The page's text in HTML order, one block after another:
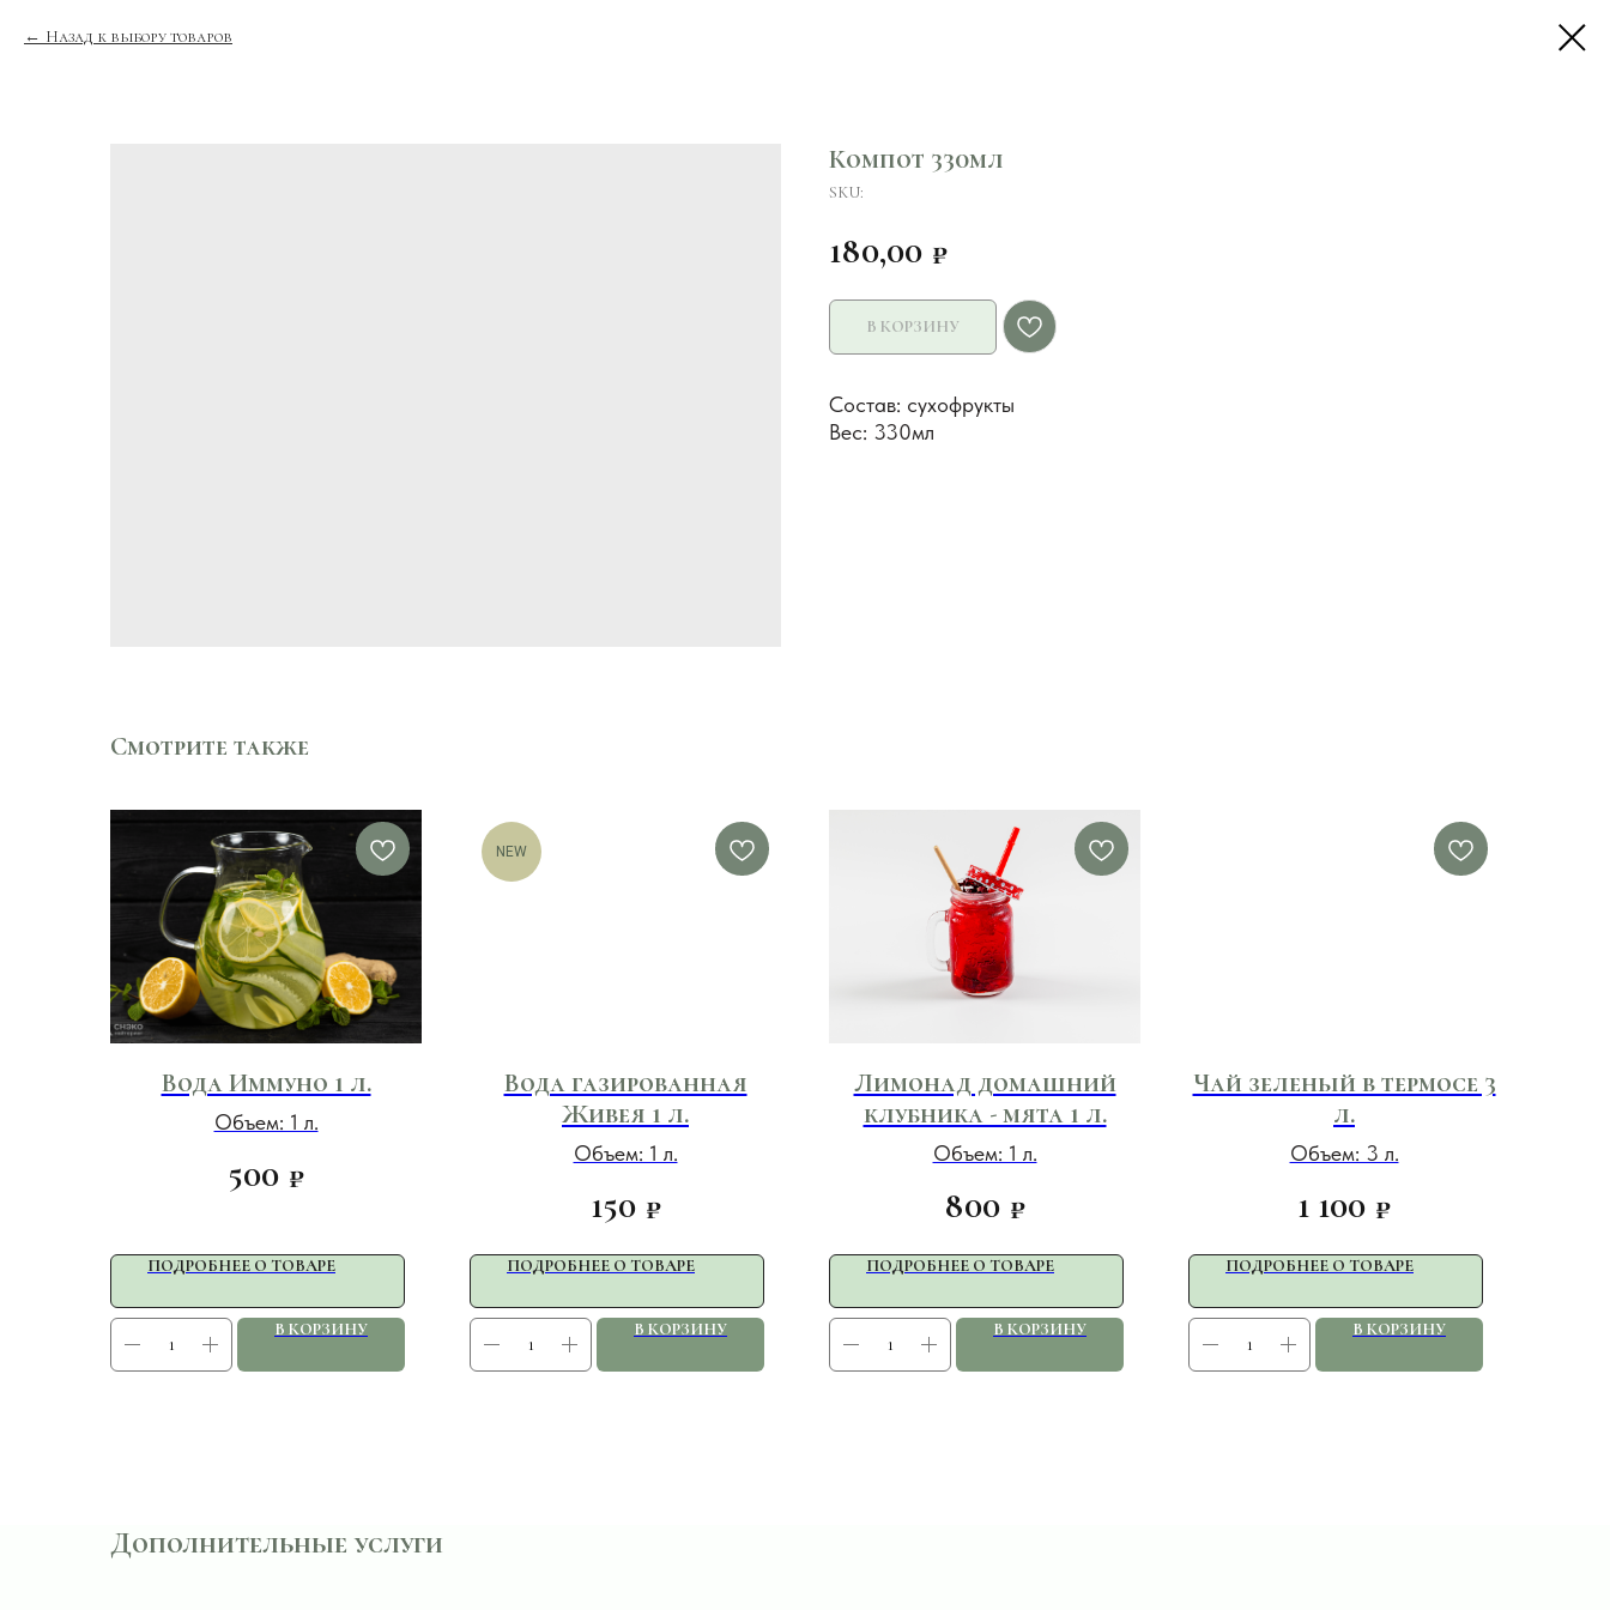
Назад к выбору товаров
Компот 330мл
SKU:
180,00 ₽
В КОРЗИНУ
Состав: сухофрукты
Вес: 330мл
Смотрите также
Вода Иммуно 1 л.
Объем: 1 л.
500 ₽
ПОДРОБНЕЕ О ТОВАРЕ
В КОРЗИНУ
NEW
Вода газированная
Живея 1 л.
Объем: 1 л.
150 ₽
ПОДРОБНЕЕ О ТОВАРЕ
В КОРЗИНУ
Лимонад домашний
клубника - мята 1 л.
Объем: 1 л.
800 ₽
ПОДРОБНЕЕ О ТОВАРЕ
В КОРЗИНУ
Чай зеленый в термосе 3
л.
Объем: 3 л.
1 100 ₽
ПОДРОБНЕЕ О ТОВАРЕ
В КОРЗИНУ
Дополнительные услуги